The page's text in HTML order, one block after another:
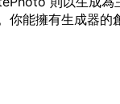
能擁有生成器